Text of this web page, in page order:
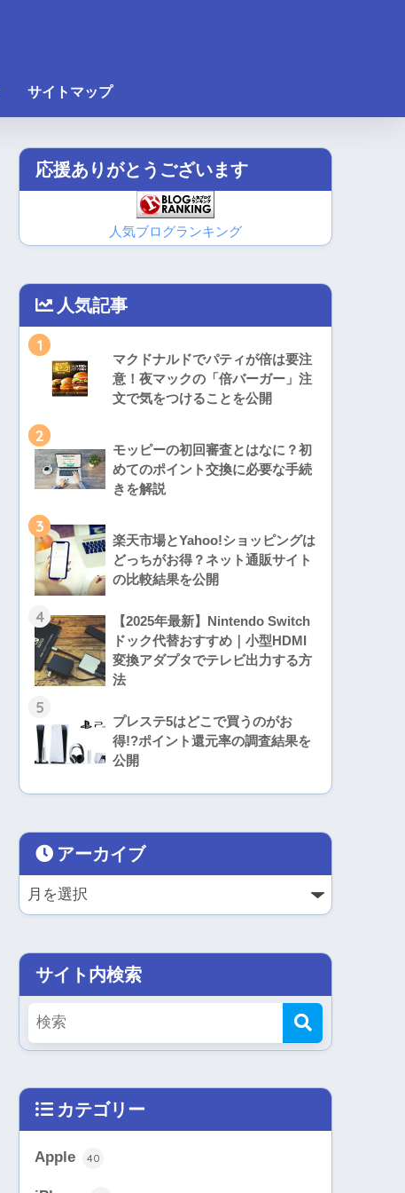
サイトマップ
応援ありがとうございます
人気ブログランキング
人気記事
1
マクドナルドでパティが倍は要注
意！夜マックの「倍バーガー」注
文で気をつけることを公開
2
モッピーの初回審査とはなに？初
めてのポイント交換に必要な手続
きを解説
3
楽天市場とYahoo!ショッピングは
どっちがお得？ネット通販サイト
の比較結果を公開
4
【2025年最新】Nintendo Switch
ドック代替おすすめ｜小型HDMI
変換アダプタでテレビ出力する方
法
5
プレステ5はどこで買うのがお
得!?ポイント還元率の調査結果を
公開
アーカイブ
サイト内検索
カテゴリー
Apple 40